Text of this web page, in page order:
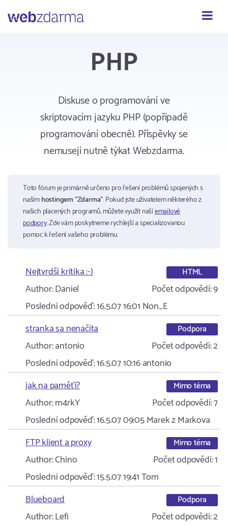
PHP
Diskuse o programování ve
skriptovacím jazyku PHP (popřípadě
programování obecně). Příspěvky se
nemusejí nutně týkat Webzdarma.
Toto fórum je primárně určeno pro řešení problémů spojených s
našímhostingem "Zdarma". Pokud jste uživatelem některého z
našich placených programů, můžete využít našíemailové
podpory. Zde vám poskytneme rychlejší a specializovanou
pomoc k řešení vašeho problému.
Nejtvrdší kritika :-) HTML
Author:Daniel Počet odpovědí:9
Poslední odpověď:16.5.07 16:01 Non_E
stranka sa nenačíta
Podpora
Author:antonio Počet odpovědí:2
Poslední odpověď:16.5.07 10:16antonio
jak na paměťi?
Mimo téma
Author:m4rkY Počet odpovědí:7
Poslední odpověď:16.5.07 09:05Marek z Markova
FTP klient a proxy
Mimo téma
Author:Chino Počet odpovědí:1
Poslední odpověď:15.5.07 19:41Tom
Blueboard
Podpora
Author:Lefi Počet odpovědí:2